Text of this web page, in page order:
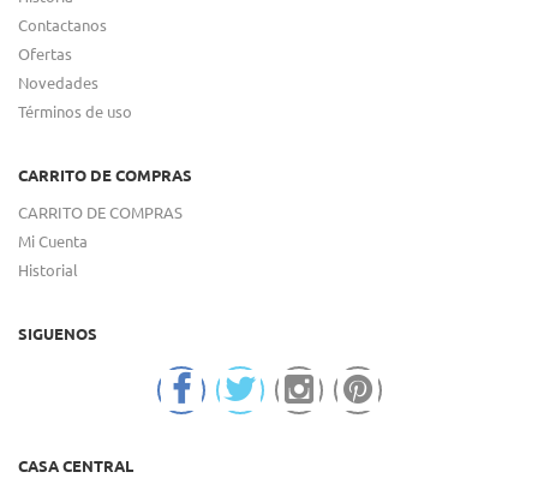
Contactanos
Ofertas
Novedades
Términos de uso
CARRITO DE COMPRAS
CARRITO DE COMPRAS
Mi Cuenta
Historial
SIGUENOS
CASA CENTRAL